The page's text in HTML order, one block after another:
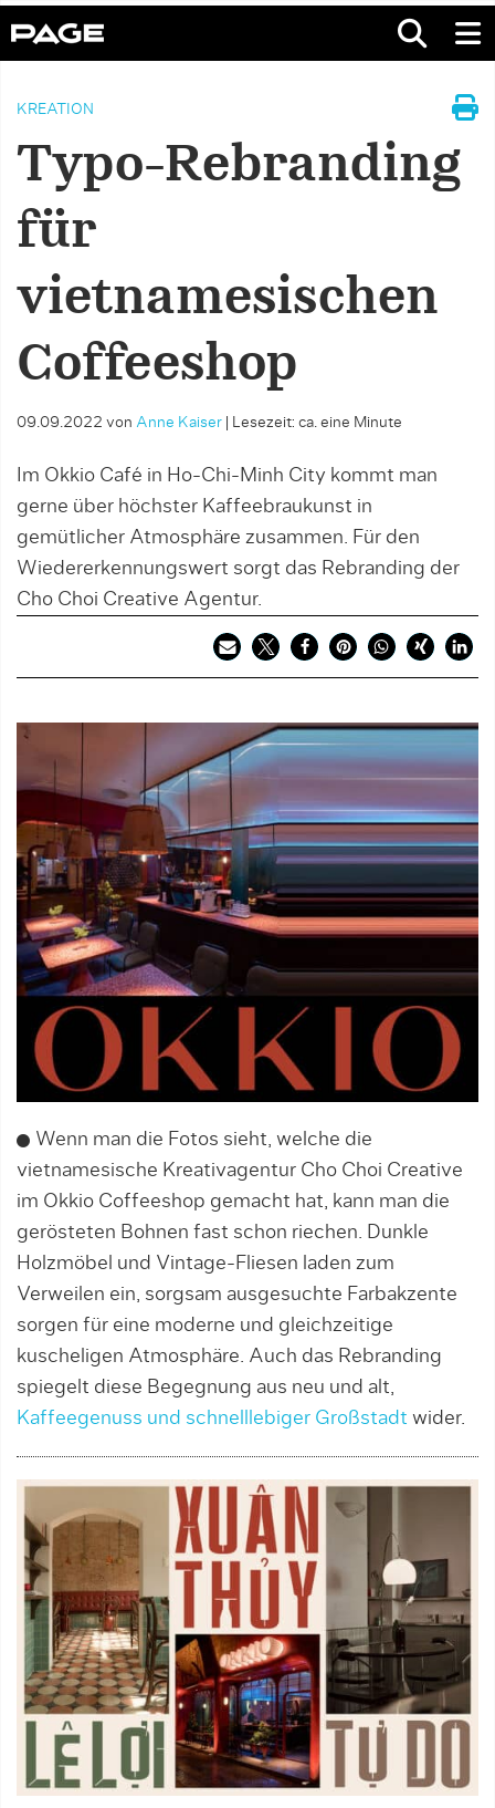
KREATION
Typo-Rebranding
für
vietnamesischen
Coffeeshop
09.09.2022 von Anne Kaiser Lesezeit: ca. eine Minute
Im Okkio Café in Ho-Chi-Minh City kommt man
gerne über höchster Kaffeebraukunst in
gemütlicher Atmosphäre zusammen. Für den
Wiedererkennungswert sorgt das Rebranding der
Cho Choi Creative Agentur.
Wenn man die Fotos sieht, welche die
vietnamesische Kreativagentur Cho Choi Creative
im Okkio Coffeeshop gemacht hat, kann man die
gerösteten Bohnen fast schon riechen. Dunkle
Holzmöbel und Vintage-Fliesen laden zum
Verweilen ein, sorgsam ausgesuchte Farbakzente
sorgen für eine moderne und gleichzeitige
kuscheligen Atmosphäre. Auch das Rebranding
spiegelt diese Begegnung aus neu und alt,
Kaffeegenuss und schnelllebiger Großstadt wider.